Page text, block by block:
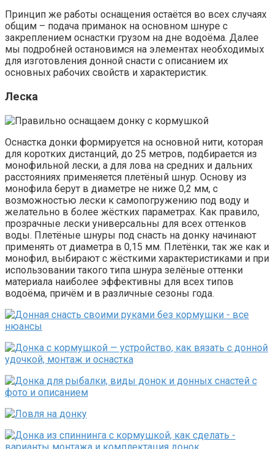
Принцип же работы оснащения остаётся во всех случаях
общим – подача приманок на основном шнуре с
закреплением оснастки грузом на дне водоёма. Далее
мы подробней остановимся на элементах необходимых
для изготовления донной снасти с описанием их
основных рабочих свойств и характеристик.
Леска
Оснастка донки формируется на основной нити, которая
для коротких дистанций, до 25 метров, подбирается из
монофильной лески, а для лова на средних и дальних
расстояниях применяется плетёный шнур. Основу из
монофила берут в диаметре не ниже 0,2 мм, с
возможностью лески к самопогружению под воду и
желательно в более жёстких параметрах. Как правило,
прозрачные лески универсальны для всех оттенков
воды. Плетёные шнуры под снасть на донку начинают
применять от диаметра в 0,15 мм. Плетёнки, так же как и
монофил, выбирают с жёсткими характеристиками и при
использовании такого типа шнура зелёные оттенки
материала наиболее эффективны для всех типов
водоёма, причём и в различные сезоны года.